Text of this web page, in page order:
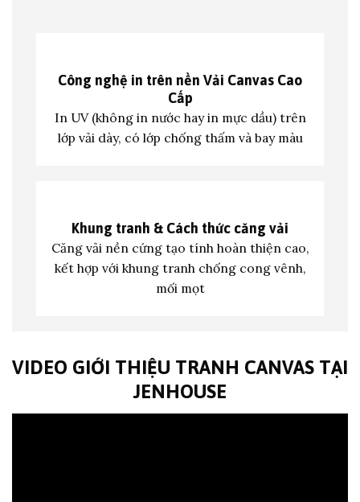
Công nghệ in trên nền Vải Canvas Cao
Cấp
In UV (không in nước hay in mực dầu) trên
lớp vải dày, có lớp chống thấm và bay màu
Khung tranh & Cách thức căng vải
Căng vải nền cứng tạo tính hoàn thiện cao,
kết hợp với khung tranh chống cong vênh,
mối mọt
VIDEO GIỚI THIỆU TRANH CANVAS TẠI
JENHOUSE